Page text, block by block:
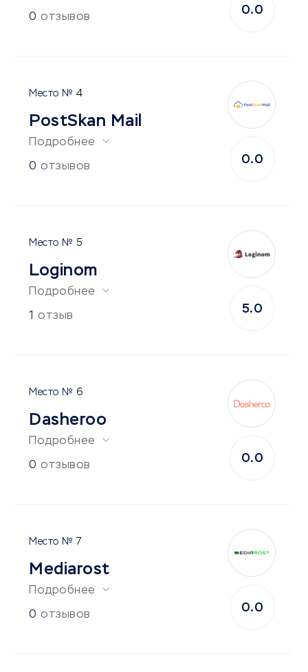
0 отзывов
0.0
4
PostSkan Mail
Подробнее
0 отзывов
0.0
5
Loginom
Подробнее
1 отзыв
5.0
6
Dasheroo
Подробнее
0 отзывов
0.0
7
Mediarost
Подробнее
0 отзывов
0.0